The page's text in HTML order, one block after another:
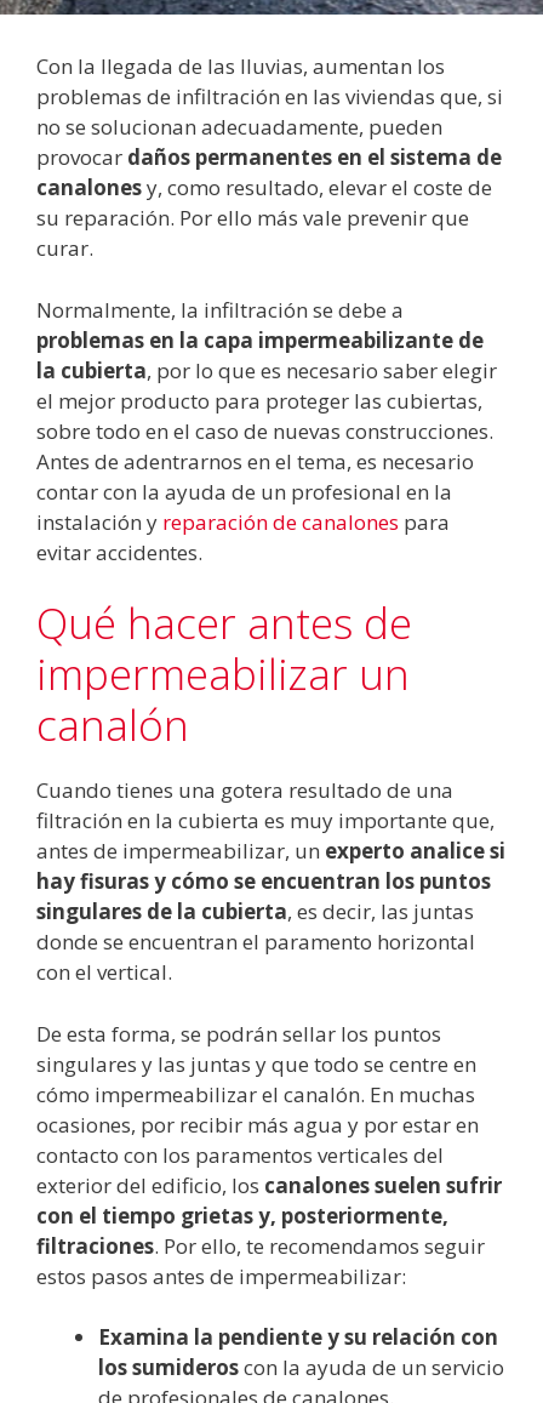
Con la llegada de las lluvias, aumentan los
problemas de infiltración en las viviendas que, si
no se solucionan adecuadamente, pueden
provocar daños permanentes en el sistema de
canalonesy, como resultado, elevar el coste de
su reparación. Por ello más vale prevenir que
curar.
Normalmente, la infiltración se debe a
problemas en la capa impermeabilizante de
la cubierta, por lo que es necesario saber elegir
el mejor producto para proteger las cubiertas,
sobre todo en el caso de nuevas construcciones.
Antes de adentrarnos en el tema, es necesario
contar con la ayuda de un profesional en la
instalación y reparación de canalones para
evitar accidentes.
Qué hacer antes de
impermeabilizar un
canalón
Cuando tienes una gotera resultado de una
filtración en la cubierta es muy importante que,
antes de impermeabilizar, un experto analice si
hay fisurasy cómo se encuentran los puntos
singulares de la cubierta, es decir, las juntas
donde se encuentran el paramento horizontal
con el vertical.
De esta forma, se podrán sellar los puntos
singulares y las juntas y que todo se centre en
cómo impermeabilizar el canalón. En muchas
ocasiones, por recibir más agua y por estar en
contacto con los paramentos verticales del
exterior del edificio, los canalones suelen sufrir
con el tiempo grietas y, posteriormente,
filtraciones. Por ello, te recomendamos seguir
estos pasos antes de impermeabilizar:
Examina la pendiente y su relación con
los sumideroscon la ayuda de un servicio